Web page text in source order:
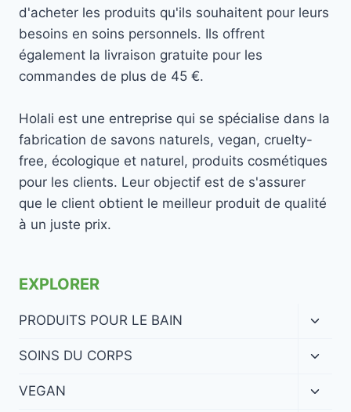
d'acheter les produits qu'ils souhaitent pour leurs
besoins en soins personnels. Ils offrent
également la livraison gratuite pour les
commandes de plus de 45 €.
Holali est une entreprise qui se spécialise dans la
fabrication de savons naturels, vegan, cruelty-
free, écologique et naturel, produits cosmétiques
pour les clients. Leur objectif est de s'assurer
que le client obtient le meilleur produit de qualité
à un juste prix.
EXPLORER
PRODUITS POUR LE BAIN
menu
SOINS DU CORPS
menu
VEGAN